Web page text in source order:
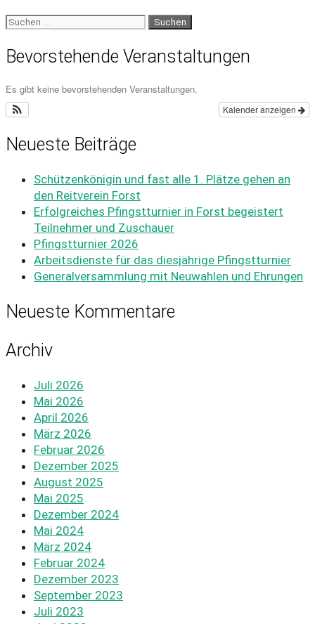
Bevorstehende Veranstaltungen
Es gibt keine bevorstehenden Veranstaltungen.
Kalender anzeigen
Neueste Beiträge
Schützenkönigin und fast alle 1. Plätze gehen an
den Reitverein Forst
Erfolgreiches Pfingstturnier in Forst begeistert
Teilnehmer und Zuschauer
Pfingstturnier 2026
Arbeitsdienste für das diesjährige Pfingstturnier
Generalversammlung mit Neuwahlen und Ehrungen
Neueste Kommentare
Archiv
Juli 2026
Mai 2026
April 2026
März 2026
Februar 2026
Dezember 2025
August 2025
Mai 2025
Dezember 2024
Mai 2024
März 2024
Februar 2024
Dezember 2023
September 2023
Juli 2023